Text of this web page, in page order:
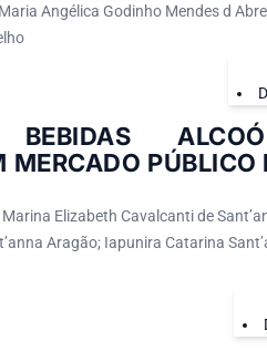
Angélica Godinho Mendes d
MERCADO PÚBLICO
Elizabeth Cavalcanti de
Aragão; Iapunira Catarina